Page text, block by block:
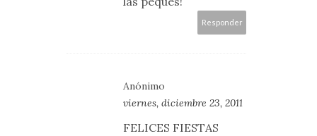
Responder
Anónimo
viernes, diciembre 23, 2011
FELICES FIESTAS